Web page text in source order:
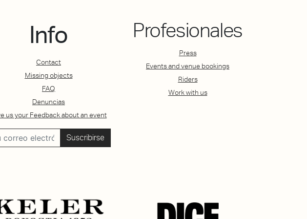
Info
Contact
Missing objects
FAQ
Denuncias
us your Feedback about an event
Suscribirse
Profesionales
Press
Events and venue bookings
Riders
Work with us